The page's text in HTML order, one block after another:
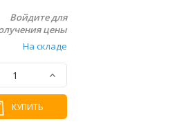
Войдите для
цены
На складе
КУПИТЬ